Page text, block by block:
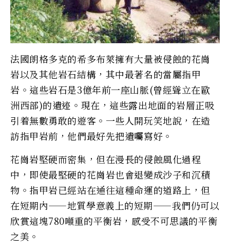
法國朗格多克的希多布萊擁有大量被侵蝕的花崗
岩以及其他岩石結構，其中最著名的當屬指甲
岩。這些岩石是3億年前一座山脈(曾經聳立在歐
洲西部)的遺迹。現在，這些露出地面的岩層正吸
引着無數勇敢的遊客。一些人開玩笑地說，在造
訪指甲岩前，他們最好先把遺囑寫好。
花崗岩堅硬而密集，但在漫長的侵蝕風化過程
中，即使最堅硬的花崗岩也會退變成沙子和沉積
物。指甲岩已經站在通往這種命運的道路上，但
在短期內——地質學意義上的短期——我們仍可以
欣賞這塊780噸重的平衡岩，感受不可思議的平衡
之美。